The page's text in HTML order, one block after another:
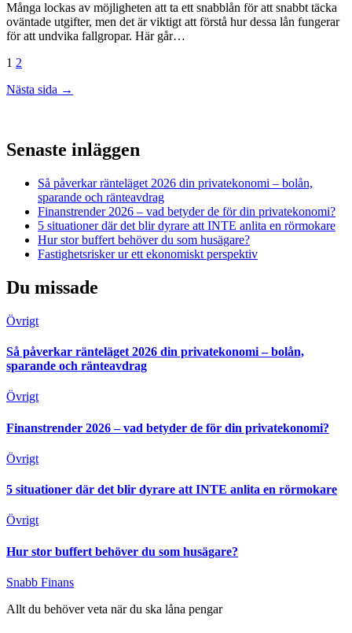
Många lockas av möjligheten att ta ett snabblån för att snabbt täcka
oväntade utgifter, men det är viktigt att förstå hur dessa lån fungerar
för att undvika fallgropar. Här går…
Sidnumrering
för
1 2
Nästa sida →
Senaste inläggen
Så påverkar ränteläget 2026 din privatekonomi – bolån,
sparande och ränteavdrag
Finanstrender 2026 – vad betyder de för din privatekonomi?
5 situationer där det blir dyrare att INTE anlita en rörmokare
Hur stor buffert behöver du som husägare?
Fastighetsrisker ur ett ekonomiskt perspektiv
Du missade
Övrigt
Så påverkar ränteläget 2026 din privatekonomi – bolån,
sparande och ränteavdrag
Övrigt
Finanstrender 2026 – vad betyder de för din privatekonomi?
Övrigt
5 situationer där det blir dyrare att INTE anlita en rörmokare
Övrigt
Hur stor buffert behöver du som husägare?
Snabb Finans
Allt du behöver veta när du ska låna pengar